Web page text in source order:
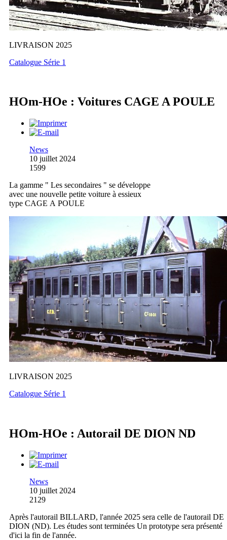
LIVRAISON 2025
Catalogue Série 1
HOm-HOe : Voitures CAGE A POULE
News
10 juillet 2024
1599
La gamme " Les secondaires " se développe
avec une nouvelle petite voiture à essieux
type CAGE A POULE
LIVRAISON 2025
Catalogue Série 1
HOm-HOe : Autorail DE DION ND
News
10 juillet 2024
2129
Après l'autorail BILLARD, l'année 2025 sera celle de l'autorail DE
DION (ND). Les études sont terminées Un prototype sera présenté
d'ici la fin de l'année.